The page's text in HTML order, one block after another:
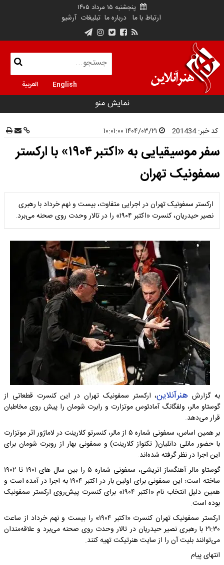
پنجشنبه ۱۵ مرداد ۱۴۰۵
ارتباط با ما درباره ما تبلیغات آرشیو
English العربية
نمایش منو
کد خبر:201434
سفر موسیقیایی به «اکتبر ۱۹۰۴» با ارکستر
سمفونیک تهران
ارکستر سمفونیک تهران در اجرایی متفاوت، بیست و نهم خرداد با رهبری
نصیر حیدریان، کنسرت «اکتبر ۱۹۰۴» را در تالار وحدت روی صحنه می‌برد.
به گزارش هنرآنلاین، ارکستر سمفونیک تهران در این کنسرت قطعاتی از
گوستاو مالر، ولفگانگ آمادئوس موتزارت و رابرت شومان را پیش روی مخاطبان
قرار می‌‍‌دهد.
بر همین اساس، سمفونی شماره ۵ از مالر، کنسرتو کلارینت در لاماژور اثر موتزارت
با حضور مانلی دانلیان( تکنواز کلارینت) و سمفونی بهار از روبرت شومان برای
این اجرا در نظر گرفته شده‌اند.
گوستاو مالر آهنگساز اتریشی، سمفونی شماره ۵ را بین سال های ۱۹۰۱ تا ۱۹۰۲
ساخته است؛ این سمفونی برای اولین بار در اکتبر ۱۹۰۴ به اجرا در آمده است و
همین دلیل انتخاب نام «اکتبر ۱۹۰۴» برای کنسرت پیش‌روی ارکستر سمفونیک
بوده است.
ارکستر سمفونیک تهران کنسرت «اکتبر ۱۹۰۴» را بیست و نهم خرداد از ساعت
۲۱:۳۰ با رهبری نصیر حیدریان در تالار وحدت روی صحنه می‌برد و علاقه‌مندان
می‌توانند بلیت آن را از سایت هنرتیکت تهیه کنند.
انتهای پیام